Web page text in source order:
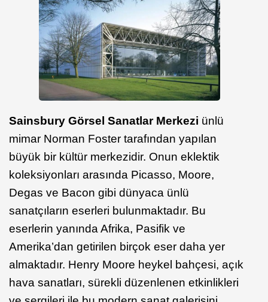
Sainsbury Görsel Sanatlar Merkezi ünlü
mimar Norman Foster tarafından yapılan
büyük bir kültür merkezidir. Onun eklektik
koleksiyonları arasında Picasso, Moore,
Degas ve Bacon gibi dünyaca ünlü
sanatçıların eserleri bulunmaktadır. Bu
eserlerin yanında Afrika, Pasifik ve
Amerika’dan getirilen birçok eser daha yer
almaktadır. Henry Moore heykel bahçesi, açık
hava sanatları, sürekli düzenlenen etkinlikleri